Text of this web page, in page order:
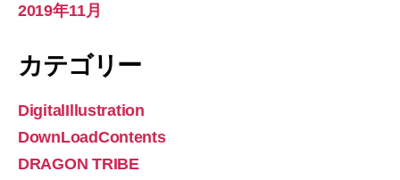
2019年11月
カテゴリー
DigitalIllustration
DownLoadContents
DRAGON TRIBE